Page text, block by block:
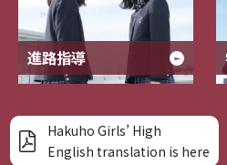
進路指導
Hakuho Girls’ High
English translation is here